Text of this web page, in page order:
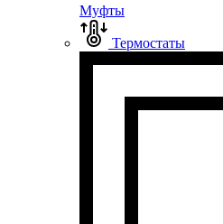
Муфты
Термостаты